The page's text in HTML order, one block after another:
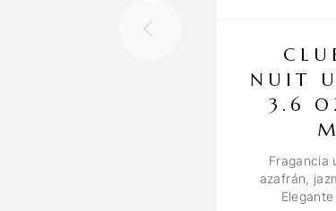
NUIT
3.6
Fragancia
azafrán,